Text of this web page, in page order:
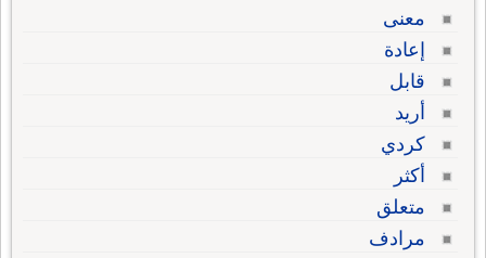
معنى
إعادة
قابل
أريد
كردي
أكثر
متعلق
مرادف